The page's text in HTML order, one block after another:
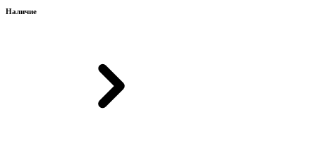
Наличие